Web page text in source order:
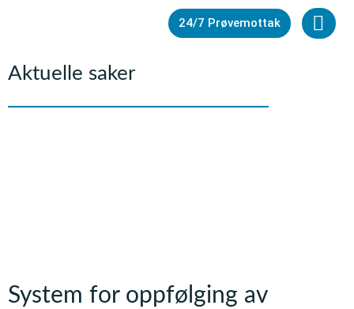
24/7 Prøvemottak
Aktuelle saker
System for oppfølging av